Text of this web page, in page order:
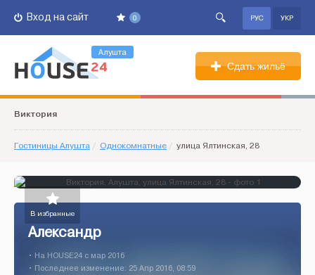
0
Вход на сайт РУС УКР
Алушта
Сдать жильё
Виктория
Гостиницы Алушта / Однокомнатные / улица Ялтинская, 28
В избранные
Александр
• На HOUSE24 c мар 2016
• Последнее изменение: 25 Апр 2016, 08:59